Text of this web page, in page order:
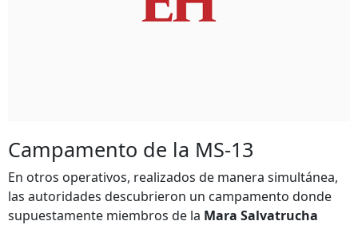
Campamento de la MS-13
En otros operativos, realizados de manera simultánea,
las autoridades descubrieron un campamento donde
supuestamente miembros de la Mara Salvatrucha